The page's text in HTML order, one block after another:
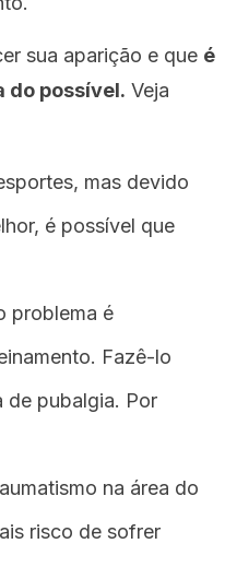
sua aparição e que é
do possível. Veja
mas devido
é possível que
problema é
Fazê-lo
de pubalgia. Por
na área do
risco de sofrer